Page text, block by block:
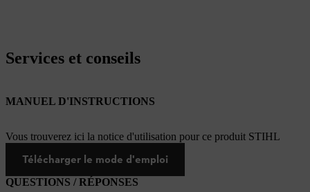
Services et conseils
MANUEL D'INSTRUCTIONS
Vous trouverez ici la notice d'utilisation pour ce produit STIHL
Télécharger le mode d'emploi
QUESTIONS / RÉPONSES